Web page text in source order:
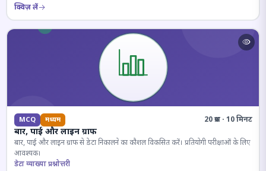
क्विज़ लें
MCQ मध्यम 20 प्रश्न · 10 मिनट
बार, पाई और लाइन ग्राफ
बार, पाई और लाइन ग्राफ से डेटा निकालने का कौशल विकसित करें। प्रतियोगी परीक्षाओं के लिए
आवश्यक।
डेटा व्याख्या प्रश्नोत्तरी